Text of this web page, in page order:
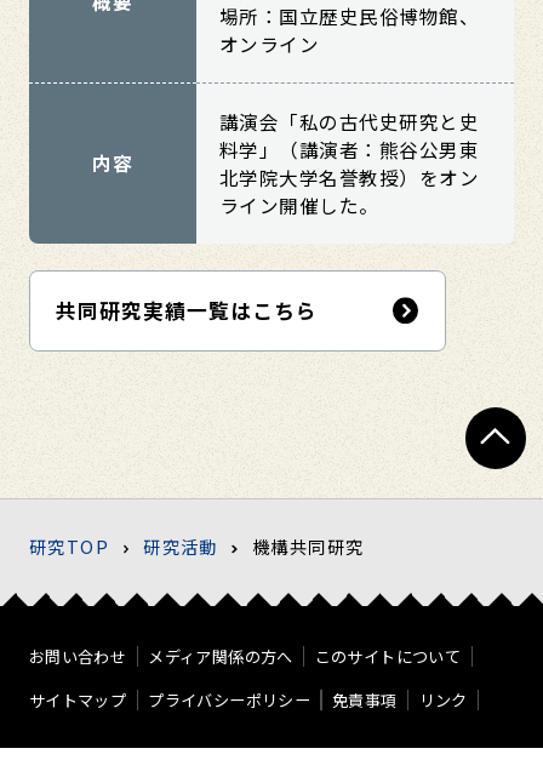
研究TOP 研究活動 機構共同研究
場所：国立歴史民俗博物館、
オンライン
内容
講演会「私の古代史研究と史
料学」（講演者：熊谷公男東
北学院大学名誉教授）をオン
ライン開催した。
共同研究実績一覧はこちら
お問い合わせ メディア関係の方へ
このサイトについて
サイトマップ
プライバシーポリシー 免責事項 リンク